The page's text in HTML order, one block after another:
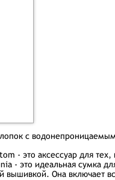
с
- это аксессуар для
- это идеальная сумка
вышивкой. Она включает